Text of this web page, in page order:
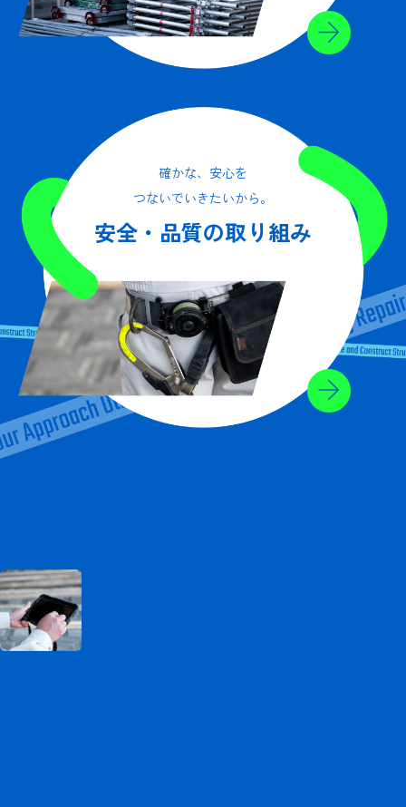
確かな、安心を
つないでいきたいから。
安全・品質の取り組み